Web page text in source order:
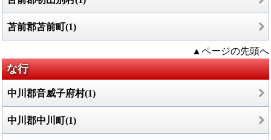
苫前郡苫前町(1)
▲ページの先頭へ
な行
中川郡音威子府村(1)
中川郡中川町(1)